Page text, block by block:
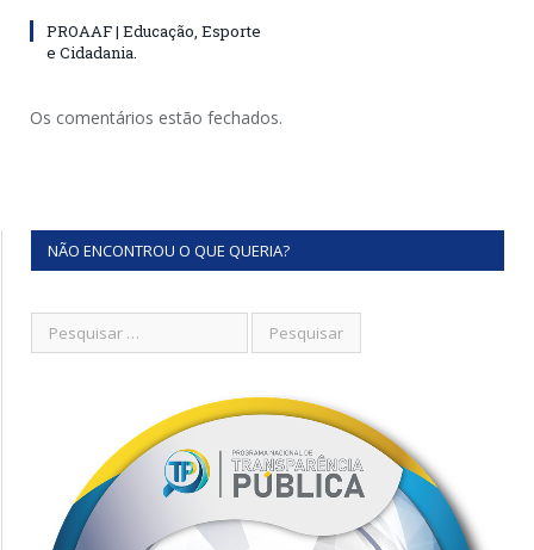
PROAAF | Educação, Esporte
e Cidadania.
Os comentários estão fechados.
NÃO ENCONTROU O QUE QUERIA?